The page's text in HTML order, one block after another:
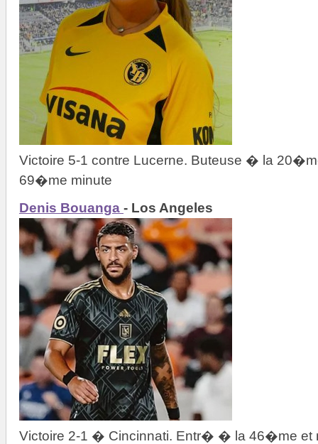
Victoire 5-1 contre Lucerne. Buteuse � la
69�me minute
Denis Bouanga - Los Angeles
Victoire 2-1 � Cincinnati. Entr� � la 46�me